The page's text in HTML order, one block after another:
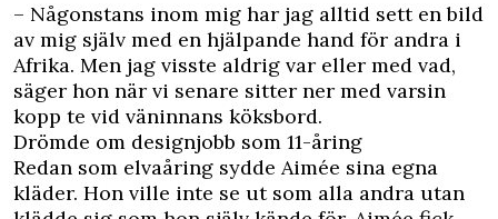
– Någonstans inom mig har jag alltid sett en bild
av mig själv med en hjälpande hand för andra i
Afrika. Men jag visste aldrig var eller med vad,
säger hon när vi senare sitter ner med varsin
kopp te vid väninnans köksbord.
Drömde om designjobb som 11-åring
Redan som elvaåring sydde Aimée sina egna
kläder. Hon ville inte se ut som alla andra utan